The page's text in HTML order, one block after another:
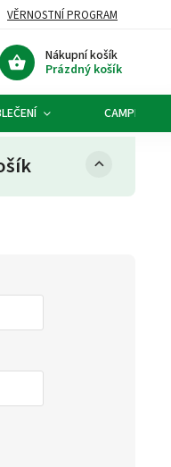
VĚRNOSTNÍ PROGRAM
Nákupní košík
Prázdný košík
CAMPING